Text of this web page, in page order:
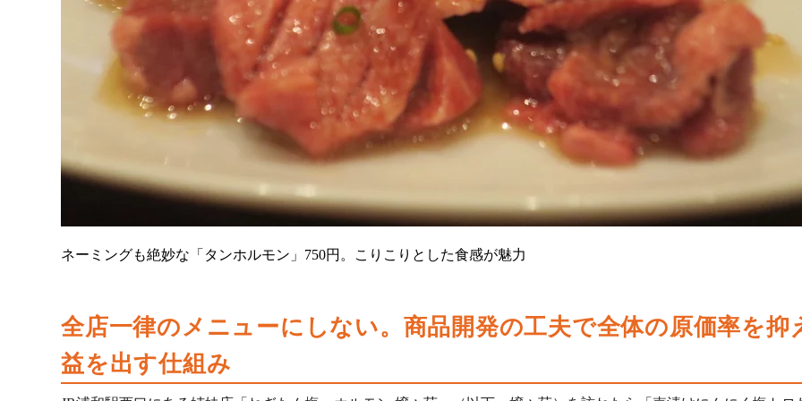
ネーミングも絶妙な「タンホルモン」750円。こりこりとした食感が魅力
全店一律のメニューにしない。商品開発の工夫で全体の原価率を抑
益を出す仕組み